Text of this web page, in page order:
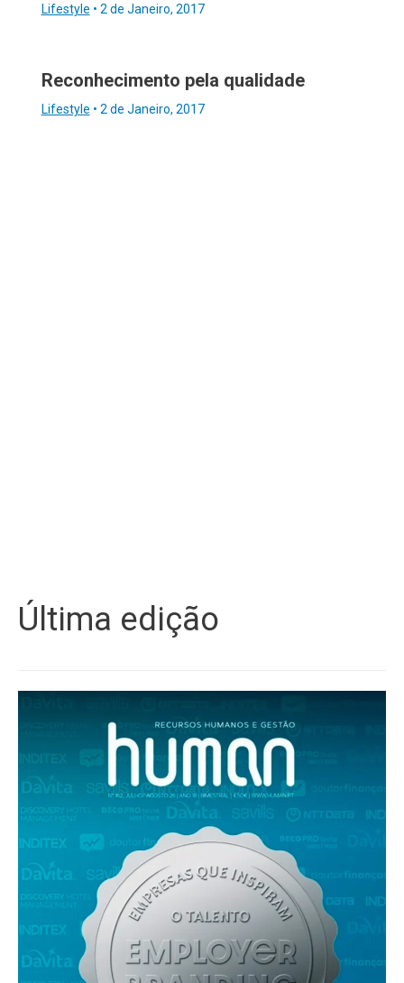
Lifestyle • 2 de Janeiro, 2017
Reconhecimento pela qualidade
Lifestyle • 2 de Janeiro, 2017
Última edição